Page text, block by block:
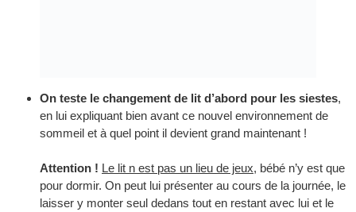
On teste le changement de lit d’abord pour les siestes,
en lui expliquant bien avant ce nouvel environnement de
sommeil et à quel point il devient grand maintenant !
Attention ! Le lit n est pas un lieu de jeux, bébé n’y est que
pour dormir. On peut lui présenter au cours de la journée, le
laisser y monter seul dedans tout en restant avec lui et le